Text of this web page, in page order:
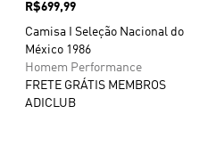
Preço
R$699,99
Camisa I Seleção Nacional do
México 1986
Homem Performance
FRETE GRÁTIS MEMBROS
ADICLUB